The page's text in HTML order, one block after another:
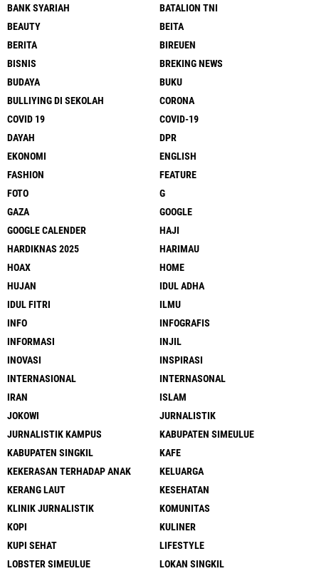
BANK SYARIAH
BATALION TNI
BEAUTY
BEITA
BERITA
BIREUEN
BISNIS
BREKING NEWS
BUDAYA
BUKU
BULLIYING DI SEKOLAH
CORONA
COVID 19
COVID-19
DAYAH
DPR
EKONOMI
ENGLISH
FASHION
FEATURE
FOTO
G
GAZA
GOOGLE
GOOGLE CALENDER
HAJI
HARDIKNAS 2025
HARIMAU
HOAX
HOME
HUJAN
IDUL ADHA
IDUL FITRI
ILMU
INFO
INFOGRAFIS
INFORMASI
INJIL
INOVASI
INSPIRASI
INTERNASIONAL
INTERNASONAL
IRAN
ISLAM
JOKOWI
JURNALISTIK
JURNALISTIK KAMPUS
KABUPATEN SIMEULUE
KABUPATEN SINGKIL
KAFE
KEKERASAN TERHADAP ANAK
KELUARGA
KERANG LAUT
KESEHATAN
KLINIK JURNALISTIK
KOMUNITAS
KOPI
KULINER
KUPI SEHAT
LIFESTYLE
LOBSTER SIMEULUE
LOKAN SINGKIL